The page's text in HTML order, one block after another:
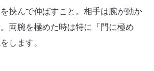
挟んで伸ばすこと。相手は腕が動か
両腕を極めた時は特に「門に極め
します。